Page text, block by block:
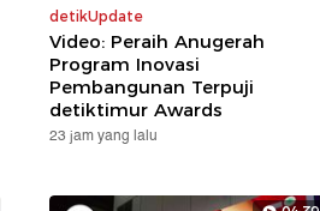
detikUpdate
Video: Peraih Anugerah
Program Inovasi
Pembangunan Terpuji
detiktimur Awards
23 jam yang lalu